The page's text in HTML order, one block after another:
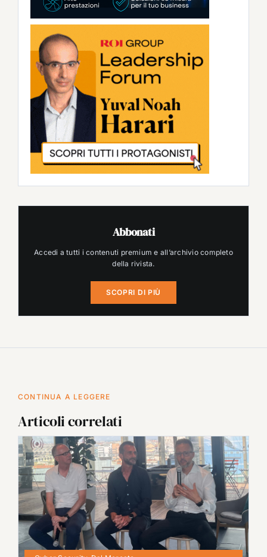
Abbonati
Accedi a tutti i contenuti premium e all’archivio completo
della rivista.
SCOPRI DI PIÙ
CONTINUA A LEGGERE
Articoli correlati